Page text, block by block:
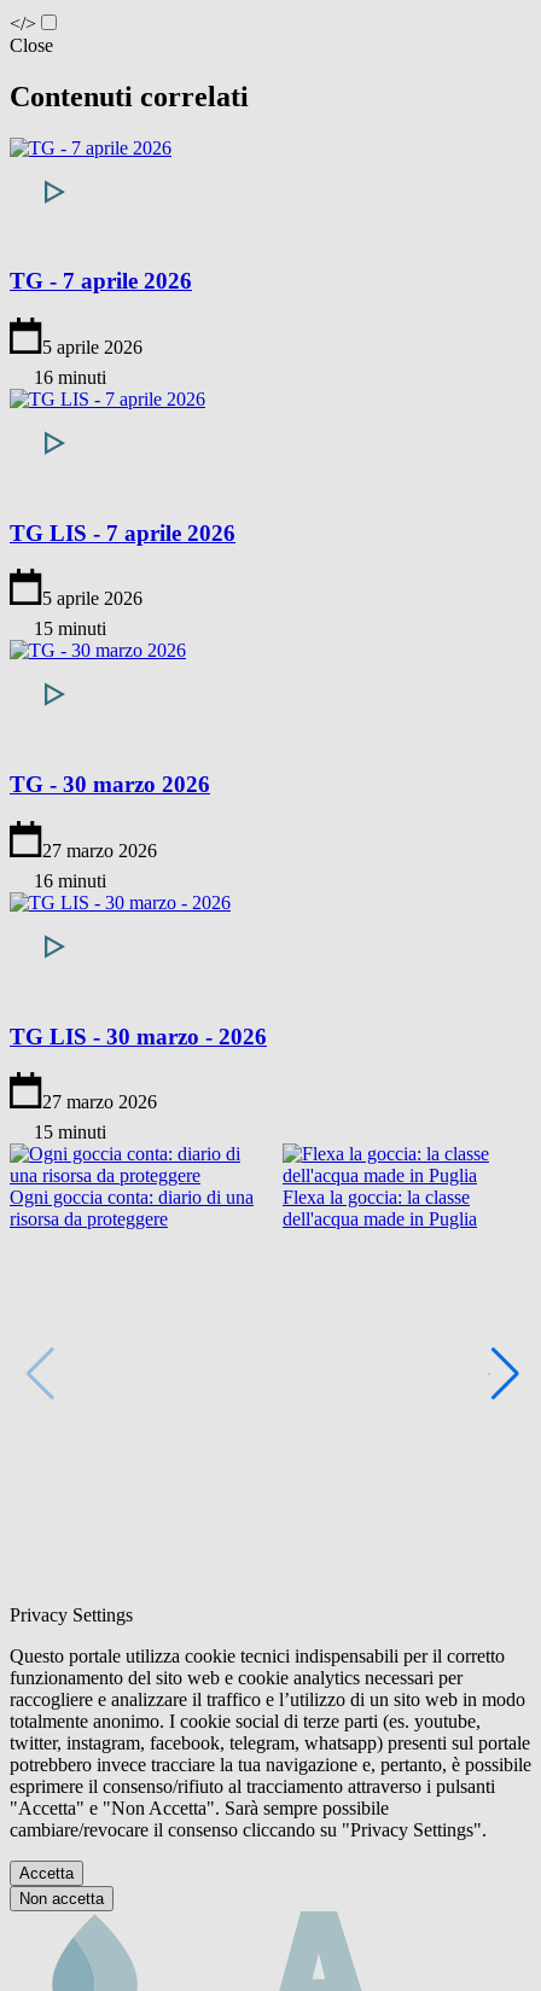
</>
Close
Contenuti correlati
TG - 7 aprile 2026
5 aprile 2026
16 minuti
TG LIS - 7 aprile 2026
5 aprile 2026
15 minuti
TG - 30 marzo 2026
27 marzo 2026
16 minuti
TG LIS - 30 marzo - 2026
27 marzo 2026
15 minuti
Ogni goccia conta: diario di una
risorsa da proteggere
Flexa la goccia: la classe
dell'acqua made in Puglia
Privacy Settings
Questo portale utilizza cookie tecnici indispensabili per il corretto
funzionamento del sito web e cookie analytics necessari per
raccogliere e analizzare il traffico e l’utilizzo di un sito web in modo
totalmente anonimo. I cookie social di terze parti (es. youtube,
twitter, instagram, facebook, telegram, whatsapp) presenti sul portale
potrebbero invece tracciare la tua navigazione e, pertanto, è possibile
esprimere il consenso/rifiuto al tracciamento attraverso i pulsanti
"Accetta" e "Non Accetta". Sarà sempre possibile
cambiare/revocare il consenso cliccando su "Privacy Settings".
Accetta
Non accetta